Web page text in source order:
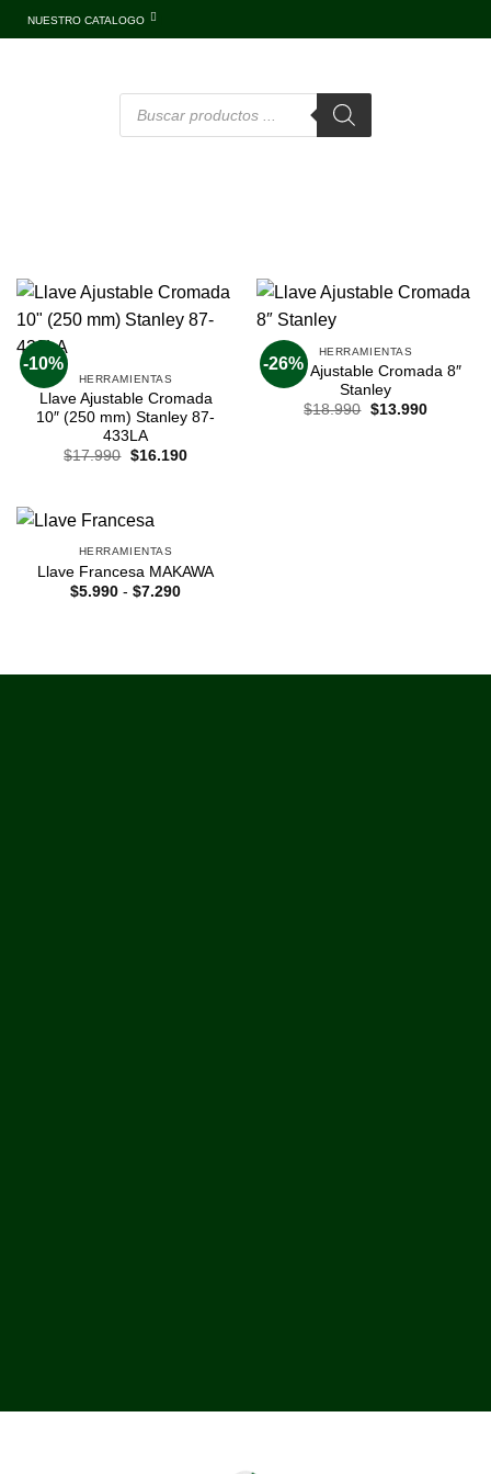
NUESTRO CATALOGO
-10%
HERRAMIENTAS
Llave Ajustable Cromada
10″ (250 mm) Stanley 87-
433LA
$17.990 $16.190
-26%
HERRAMIENTAS
Llave Ajustable Cromada 8″
Stanley
$18.990 $13.990
HERRAMIENTAS
Llave Francesa MAKAWA
$5.990 - $7.290